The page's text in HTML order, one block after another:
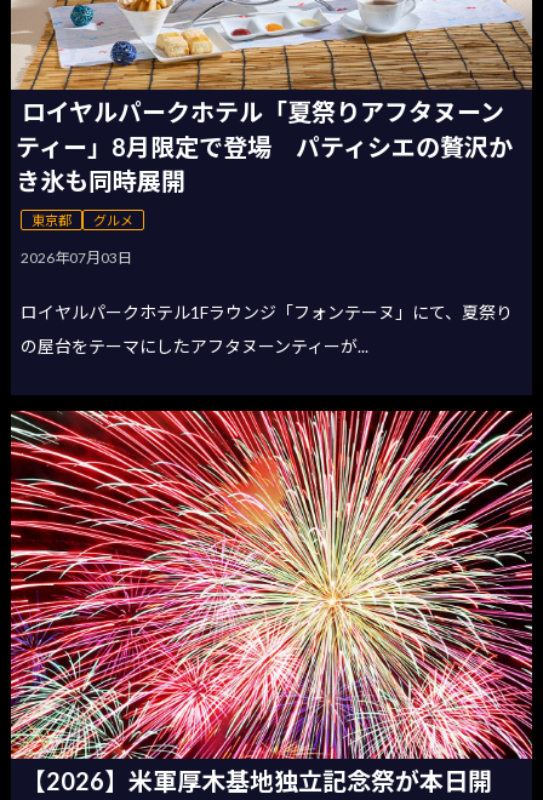
ロイヤルパークホテル「夏祭りアフタヌーン
ティー」8月限定で登場 パティシエの贅沢か
き氷も同時展開
東京都 グルメ
2026年07月03日
ロイヤルパークホテル1Fラウンジ「フォンテーヌ」にて、夏祭り
の屋台をテーマにしたアフタヌーンティーが...
【2026】米軍厚木基地独立記念祭が本日開